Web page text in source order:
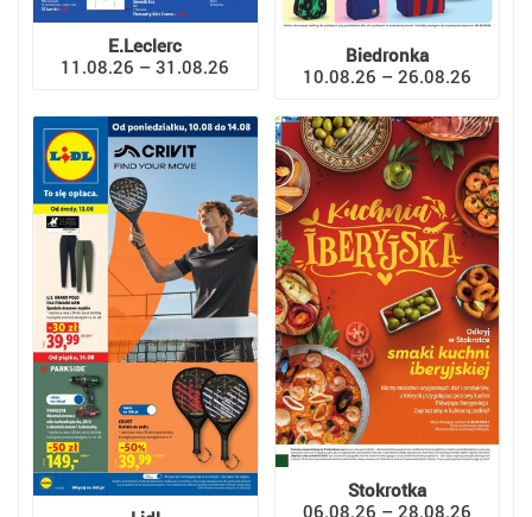
E.Leclerc
11.08.26 – 31.08.26
Biedronka
10.08.26 – 26.08.26
Stokrotka
06.08.26 – 28.08.26